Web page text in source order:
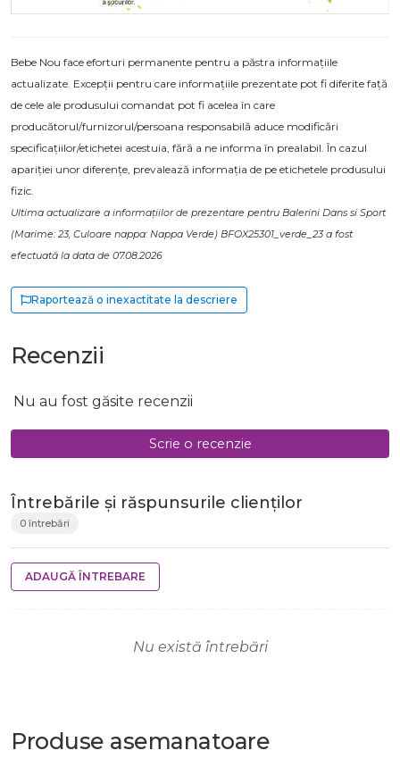
Bebe Nou face eforturi permanente pentru a păstra informațiile
actualizate. Excepții pentru care informațiile prezentate pot fi diferite față
de cele ale produsului comandat pot fi acelea în care
producătorul/furnizorul/persoana responsabilă aduce modificări
specificațiilor/etichetei acestuia, fără a ne informa în prealabil. În cazul
apariției unor diferențe, prevalează informația de pe etichetele produsului
fizic.
Ultima actualizare a informațiilor de prezentare pentru Balerini Dans si Sport
(Marime: 23, Culoare nappa: Nappa Verde) BFOX25301_verde_23 a fost
efectuată la data de 07.08.2026
Raportează o inexactitate la descriere
Recenzii
Nu au fost găsite recenzii
Scrie o recenzie
Întrebările și răspunsurile clienților
0 întrebări
ADAUGĂ ÎNTREBARE
Nu există întrebări
Produse asemanatoare